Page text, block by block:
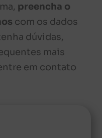
preencha o
com os dados
dúvidas,
mais
em contato